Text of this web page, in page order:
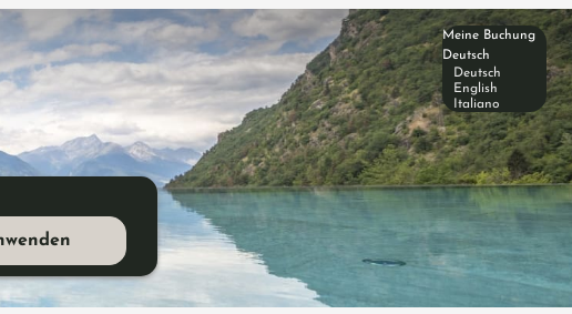
Meine Buchung
Deutsch
Deutsch
English
Italiano